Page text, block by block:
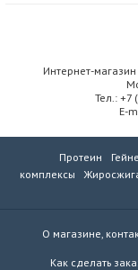
Интернет-
Тел.: +7
E-
Протеин
комплексы
О магазине,
Как сделать